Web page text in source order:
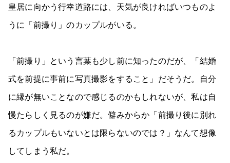
皇居に向かう行幸道路には、天気が良ければいつものよ
うに「前撮り」のカップルがいる。
「前撮り」という言葉も少し前に知ったのだが、「結婚
式を前提に事前に写真撮影をすること」だそうだ。自分
に縁が無いことなので感じるのかもしれないが、私は自
慢たらしく見るのが嫌だ。僻みからか「前撮り後に別れ
るカップルもいないとは限らないのでは？」なんて想像
してしまう私だ。